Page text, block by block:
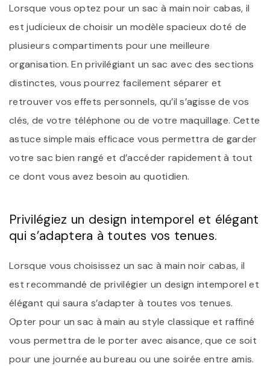
Lorsque vous optez pour un sac à main noir cabas, il
est judicieux de choisir un modèle spacieux doté de
plusieurs compartiments pour une meilleure
organisation. En privilégiant un sac avec des sections
distinctes, vous pourrez facilement séparer et
retrouver vos effets personnels, qu’il s’agisse de vos
clés, de votre téléphone ou de votre maquillage. Cette
astuce simple mais efficace vous permettra de garder
votre sac bien rangé et d’accéder rapidement à tout
ce dont vous avez besoin au quotidien.
Privilégiez un design intemporel et élégant
qui s’adaptera à toutes vos tenues.
Lorsque vous choisissez un sac à main noir cabas, il
est recommandé de privilégier un design intemporel et
élégant qui saura s’adapter à toutes vos tenues.
Opter pour un sac à main au style classique et raffiné
vous permettra de le porter avec aisance, que ce soit
pour une journée au bureau ou une soirée entre amis.